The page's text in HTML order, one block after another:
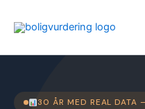
30 ÅR MED REAL